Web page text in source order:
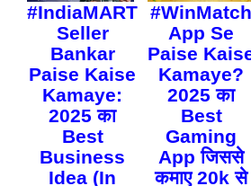
#IndiaMART
Seller
Bankar
Paise Kaise
Kamaye:
2025 का
Best
Business
Idea (In
#WinMatch
App Se
Paise
Kamaye?
2025 का
Best
Gaming
App जिससे
कमाए 20k से